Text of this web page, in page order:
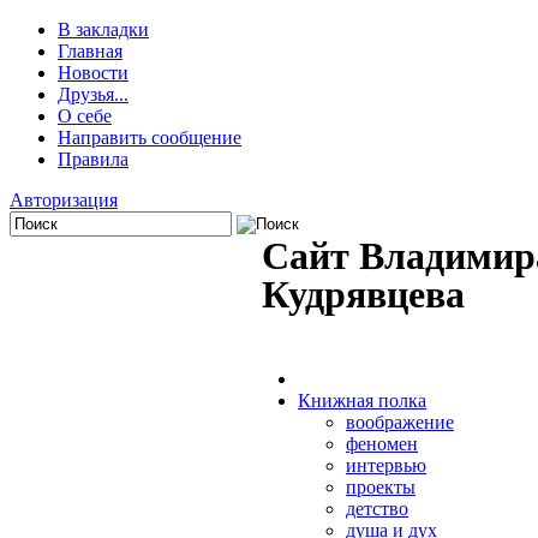
В закладки
Главная
Новости
Друзья...
О себе
Направить сообщение
Правила
Авторизация
Сайт
Кудрявцева
Книжная полка
воображение
феномен
интервью
проекты
детство
душа и дух